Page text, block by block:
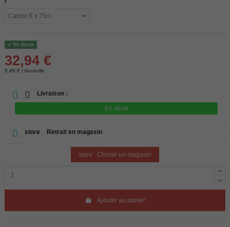
En Stock
32,94 €
5,49 € / bouteille
Livraison :
En stock
store Retrait en magasin
store Choisir un magasin
Ajouter au panier